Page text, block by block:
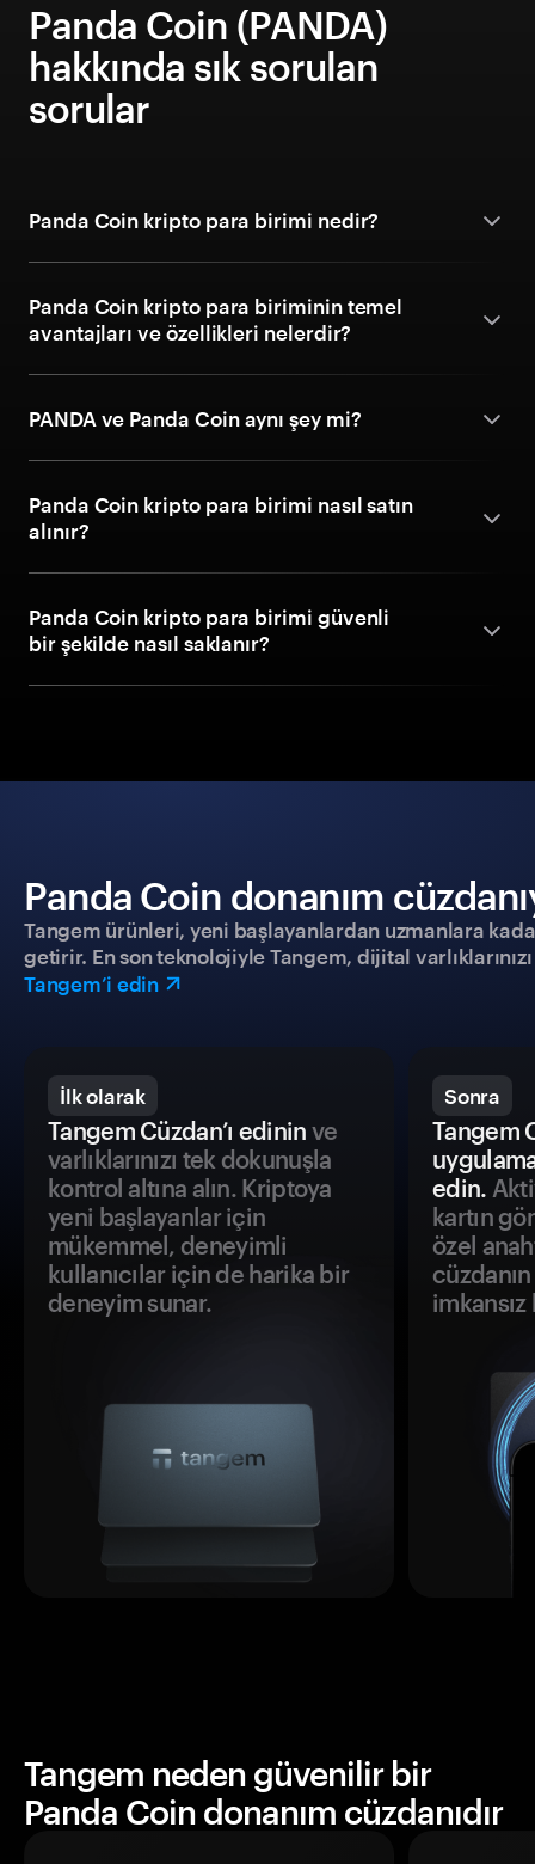
Panda Coin (PANDA)
hakkında sık sorulan
sorular
Panda Coin kripto para birimi nedir?
Panda Coin kripto para biriminin temel
avantajları ve özellikleri nelerdir?
PANDA ve Panda Coin aynı şey mi?
Panda Coin kripto para birimi nasıl satın
alınır?
Panda Coin kripto para birimi güvenli
bir şekilde nasıl saklanır?
Panda Coin donanım
Tangem ürünleri, yeni başlayanlardan uzmanlara
getirir. En son teknolojiyle Tangem, dijital
Tangem’i edin
İlk olarak
Tangem Cüzdan’ı edinin ve
varlıklarınızı tek dokunuşla
kontrol altına alın. Kriptoya
yeni başlayanlar için
mükemmel, deneyimli
kullanıcılar için de harika bir
deneyim sunar.
Sonra
Tangem
edin.
kartın
özel
Tangem neden güvenilir bir
Panda Coin donanım cüzdanıdır